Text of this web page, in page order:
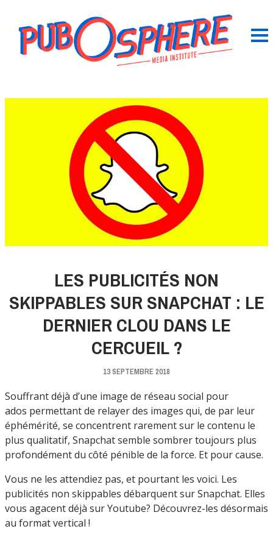
LES PUBLICITÉS NON
SKIPPABLES SUR SNAPCHAT : LE
DERNIER CLOU DANS LE
CERCUEIL ?
13 SEPTEMBRE 2018
Souffrant déjà d’une image de réseau social pour
ados permettant de relayer des images qui, de par leur
éphémérité, se concentrent rarement sur le contenu le
plus qualitatif, Snapchat semble sombrer toujours plus
profondément du côté pénible de la force. Et pour cause.
Vous ne les attendiez pas, et pourtant les voici. Les
publicités non skippables débarquent sur Snapchat. Elles
vous agacent déjà sur Youtube? Découvrez-les désormais
au format vertical !